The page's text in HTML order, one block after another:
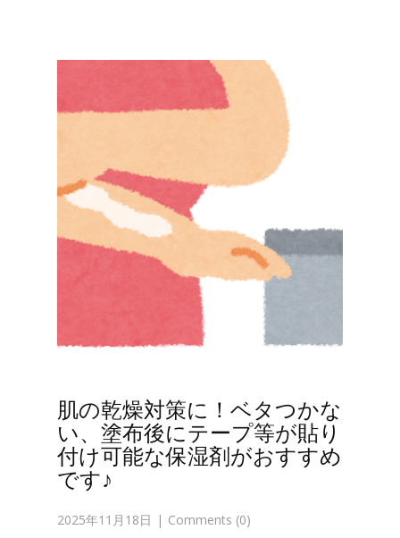
肌の乾燥対策に！ベタつかな
い、塗布後にテープ等が貼り
付け可能な保湿剤がおすすめ
です♪
2025年11月18日 Comments (0)